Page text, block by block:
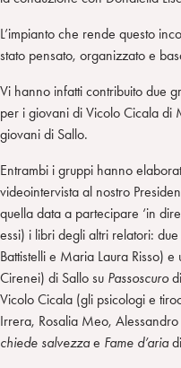
L’impianto che rende questo
stato pensato, organizzato e
Vi hanno infatti contribuito due
per i giovani di Vicolo Cicala di
giovani di Sallo.
Entrambi i gruppi hanno
videointervista al nostro
quella data a partecipare ‘in
essi) i libri degli altri relatori:
Battistelli e Maria Laura Risso)
Cirenei) di Sallo su Passoscuro
Vicolo Cicala (gli psicologi e
Irrera, Rosalia Meo,
chiede salvezzae Fame d’aria